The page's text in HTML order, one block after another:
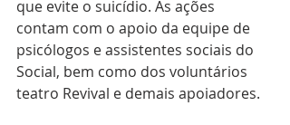
que evite o suicídio. As ações
contam com o apoio da equipe de
psicólogos e assistentes sociais do
Social, bem como dos voluntários
teatro Revival e demais apoiadores.